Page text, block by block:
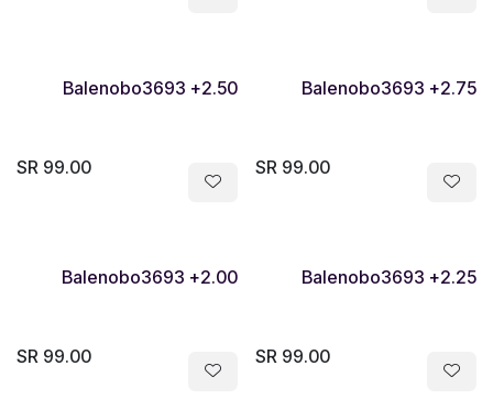
Balenobo3693 +2.75
99.00
Balenobo3693 +2.50
99.00
Balenobo3693 +2.25
99.00
Balenobo3693 +2.00
99.00